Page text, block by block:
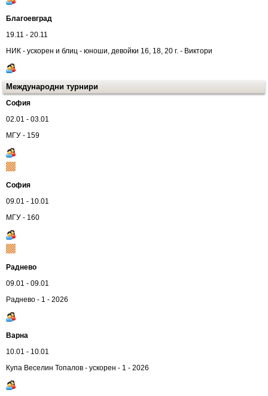
Благоевград
19.11 - 20.11
НИК - ускорен и блиц - юноши, девойки 16, 18, 20 г. - Виктори
Международни турнири
София
02.01 - 03.01
МГУ - 159
София
09.01 - 10.01
МГУ - 160
Раднево
09.01 - 09.01
Раднево - 1 - 2026
Варна
10.01 - 10.01
Купа Веселин Топалов - ускорен - 1 - 2026